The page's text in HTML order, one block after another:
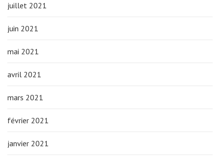
juillet 2021
juin 2021
mai 2021
avril 2021
mars 2021
février 2021
janvier 2021